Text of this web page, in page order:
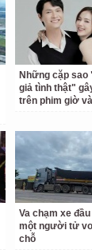
Những cặp sao
giả tình thật"
trên phim giờ
Va chạm xe
một người tử
chỗ